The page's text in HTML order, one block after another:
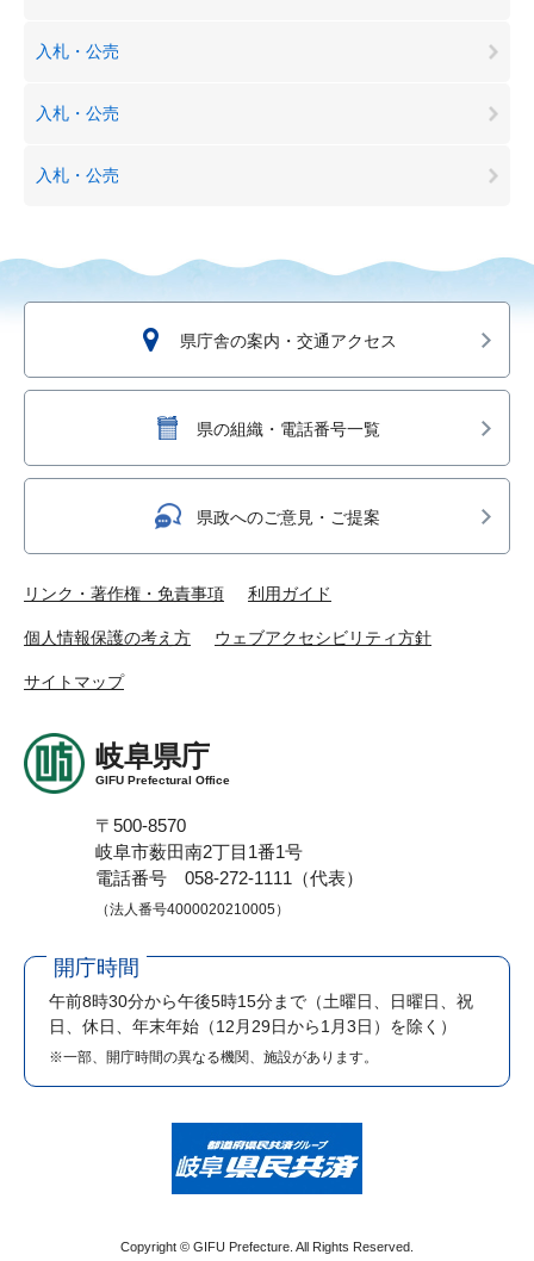
入札・公売
入札・公売
入札・公売
県庁舎の案内・交通アクセス
県の組織・電話番号一覧
県政へのご意見・ご提案
リンク・著作権・免責事項 利用ガイド
個人情報保護の考え方 ウェブアクセシビリティ方針
サイトマップ
岐阜県庁
GIFU Prefectural Office
〒500-8570
岐阜市薮田南2丁目1番1号
電話番号 058-272-1111（代表）
（法人番号4000020210005）
開庁時間
午前8時30分から午後5時15分まで （土曜日、日曜日、祝
日、休日、年末年始（12月29日から1月3日）を除く）
※一部、開庁時間の異なる機関、施設があります。
Copyright © GIFU Prefecture. All Rights Reserved.